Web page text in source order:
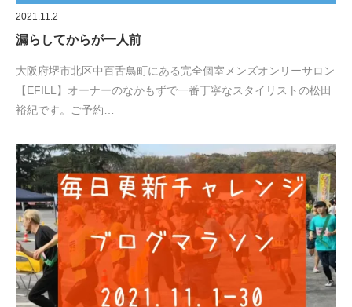
2021.11.2
漏らしてからが一人前
大阪府堺市北区中百舌鳥町にある完全個室メンズオンリーサロン
【EFILL】オーナーのなかもずで一番丁寧なスタイリストの松田
裕紀です。ご予約…